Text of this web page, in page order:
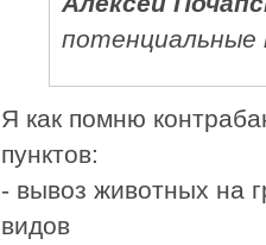
Я как помню
пунктов:
- вывоз животных на
видов